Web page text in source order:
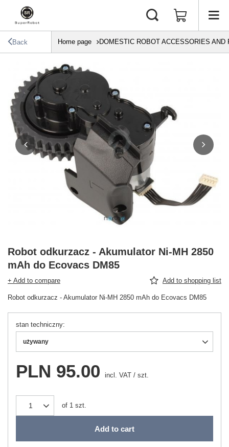
Back Home page DOMESTIC ROBOT ACCESSORIES AND
Robot odkurzacz - Akumulator Ni-MH 2850
mAh do Ecovacs DM85
+ Add to compare Add to shopping list
Robot odkurzacz - Akumulator Ni-MH 2850 mAh do Ecovacs DM85
stan techniczny
używany
PLN 95.00 incl. VAT / szt.
of 1 szt.
Add to cart